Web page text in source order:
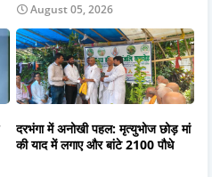
August 05, 2026
दरभंगा में अनोखी पहल: मृत्युभोज छोड़ मां
की याद में लगाए और बांटे 2100 पौधे